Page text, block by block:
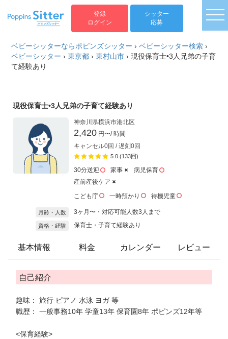
登録
ログイン
シッター
応募
ベビーシッターならポピンズシッター ›ベビーシッター検索 ›
ベビーシッター ›東京都 ›東村山市 ›現役保育士•3人兄弟の子育
て経験あり
現役保育士•3人兄弟の子育て経験あり
神奈川県横浜市港北区
2,420 円〜/ 時間
キャンセル0回 / 遅刻0回
5.0 (133回)
30分送迎 家事
病児保育
産前産後ケア
こども庁
一時預かり 待機児童
月齢・人数 3ヶ月〜・対応可能人数3人まで
資格・経験 保育士・子育て経験あり
基本情報 料金 カレンダー レビュー
自己紹介
趣味： 旅行 ピアノ 水泳 ヨガ 等
職歴： 一般事務10年 学童13年 保育園8年 ポピンズ12年等
<保育経験>